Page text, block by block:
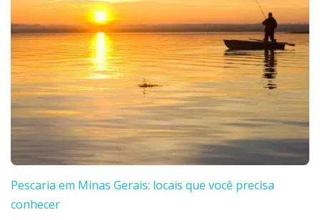
Pescaria em Minas Gerais: locais que você precisa
conhecer